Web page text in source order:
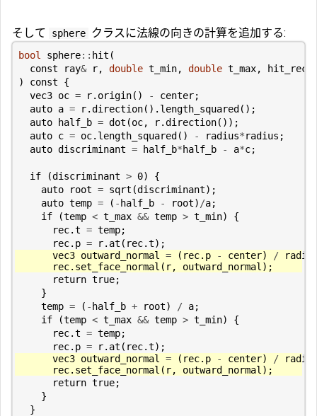
そして sphere クラスに法線の向きの計算を追加する:
bool sphere:: hit (
const
ray& r, double t_min, double t_max,
)
const
{
vec3 oc = r. origin() - center;
auto a = r.direction(). length_squared ();
auto
half_b = dot (oc, r.direction());
auto c = oc. length_squared () - radius*radius ;
auto discriminant = half_b*half_b - a*c;
if (discriminant > 0)
{
auto
root = sqrt (discriminant);
auto temp = ( - half_b - root) /a;
if
(temp < t_max && temp > t_min)
{
rec.t = temp;
rec. p = r. at ( rec.t);
vec3 outward_normal = ( rec. p - center) /
rec. set_face_normal ( r, outward_normal );
return true;
}
temp = ( - half_b + root) / a;
if
(temp < t_max && temp > t_min)
{
rec.t = temp;
rec. p = r. at ( rec.t);
vec3 outward_normal = ( rec. p - center) /
rec. set_face_normal ( r, outward_normal );
return true;
}
}